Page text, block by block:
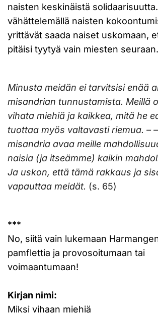
naisten keskinäistä
vähättelemällä naisten
yrittävät saada naiset uskomaan,
pitäisi tyytyä vain miesten seuraan.
Minusta meidän ei tarvitsisi enää
misandrian tunnustamista. Meillä
vihata miehiä ja kaikkea, mitä he
tuottaa myös valtavasti riemua. –
misandria avaa meille
naisia (ja itseämme) kaikin
Ja uskon, että tämä rakkaus ja
vapauttaa meidät. (s. 65)
***
No, siitä vain lukemaan
pamflettia ja provosoitumaan tai
voimaantumaan!
Kirjan nimi:
Miksi vihaan miehiä